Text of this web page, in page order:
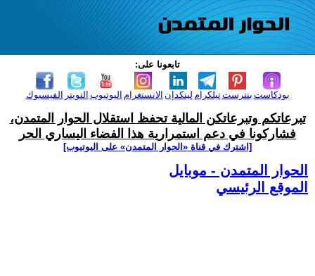
تابعونا على:
الفيسبوك التويتر اليوتيوب الانستغرام لينكدإن تيلكرامبنترست بودكاست
تبرعاتكم وتبرعاتكن المالية تحفظ استقلال الحوار المتمدن،
فشاركونا في دعم استمرارية هذا الفضاء اليساري الحر
[اشترك في قناة ‫«الحوار المتمدن» على اليوتيوب]
الحوار المتمدن - موبايل
الموقع الرئيسي